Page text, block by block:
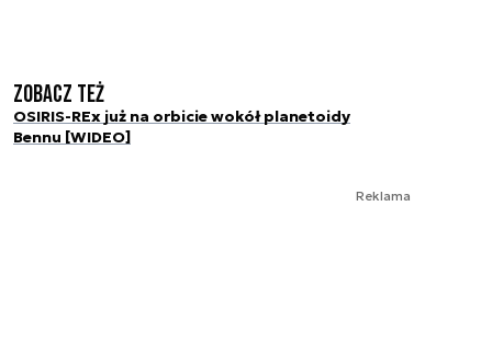
Zobacz też
OSIRIS-REx już na orbicie wokół planetoidy
Bennu [WIDEO]
Reklama